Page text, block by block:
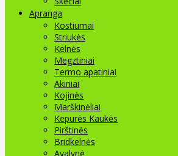
Apranga
Kostiumai
Striukės
Kelnės
Megztiniai
Termo apatiniai
Akiniai
Kojinės
Marškinėliai
Kepurės Kaukės
Pirštinės
Bridkelnės
Avalynė